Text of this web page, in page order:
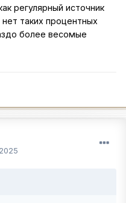
регулярный источник
таких процентных
более весомые